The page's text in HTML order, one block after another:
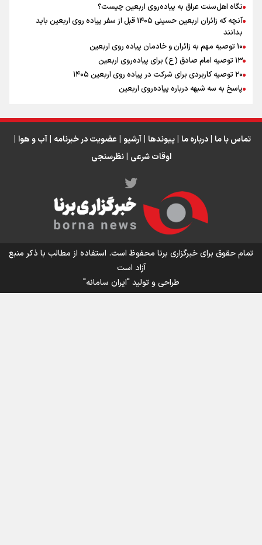
اینفو برنا / جدول کامل فاصله مرز شلمچه تا شهرهای زیارتی
عراق
اینفو برنا/ میزان مالیات بر ارزش افزوده چقدر است؟
نگاه اهل‌سنت عراق به پیاده‌روی اربعین چیست؟
آنچه که زائران اربعین حسینی ۱۴۰۵ قبل از سفر پیاده روی اربعین باید
بدانند
۱۰ توصیه مهم به زائران و خادمان پیاده روی اربعین
۱۳ توصیه امام صادق (ع) برای پیاده‌روی اربعین
۲۰ توصیه کاربردی برای شرکت در پیاده روی اربعین ۱۴۰۵
پاسخ به سه‌ شبهه درباره پیاده‌روی اربعین
تماس با ما | درباره ما | پیوندها | آرشیو | عضویت در خبرنامه | آب و هوا |
اوقات شرعی | نظرسنجی
تمام حقوق برای خبرگزاری برنا محفوظ است. استفاده از مطالب با ذکر منبع
آزاد است
طراحی و تولید"ایران سامانه"